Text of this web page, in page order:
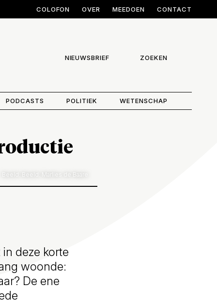
COLOFON OVER MEEDOEN CONTACT
NIEUWSBRIEF ZOEKEN
PODCASTS POLITIEK WETENSCHAP
Beeld: Beeld: Marlies de Baare
deze korte
woonde:
De ene